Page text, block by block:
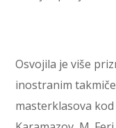
Osvojila je više
inostranim
masterklasova